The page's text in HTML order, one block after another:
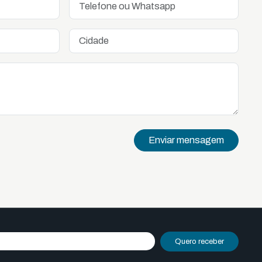
Enviar mensagem
Quero receber